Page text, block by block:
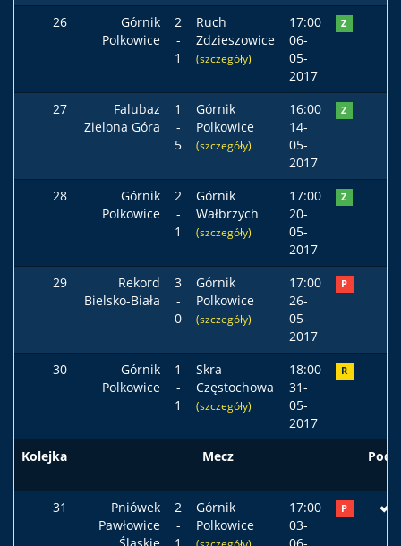
26
Górnik
Polkowice
2
-
1
Ruch
Zdzieszowice
(szczegóły)
17:00
06-
05-
2017
Z
27
Falubaz
Zielona Góra
1
-
5
Górnik
Polkowice
(szczegóły)
16:00
14-
05-
2017
Z
28
Górnik
Polkowice
2
-
1
Górnik
Wałbrzych
(szczegóły)
17:00
20-
05-
2017
Z
29
Rekord
Bielsko-Biała
3
-
0
Górnik
Polkowice
(szczegóły)
17:00
26-
05-
2017
P
30
Górnik
Polkowice
1
-
1
Skra
Częstochowa
(szczegóły)
18:00
31-
05-
2017
R
Kolejka Mecz
31
Pniówek
Pawłowice
2
-
Górnik
Polkowice
17:00
03-
P